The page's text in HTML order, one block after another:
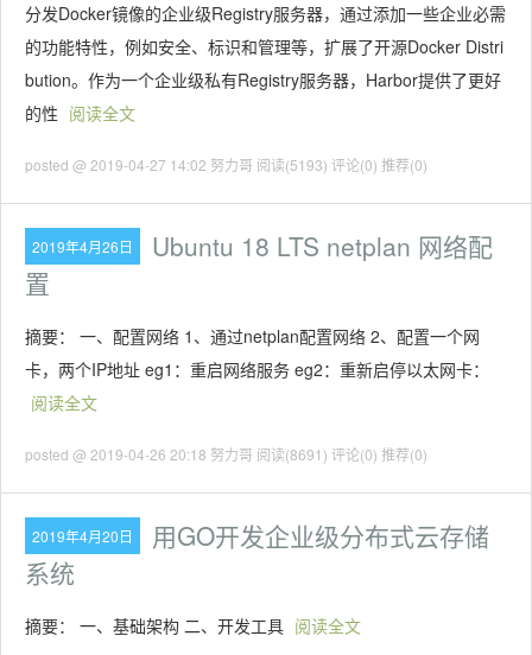
分发Docker镜像的企业级Registry服务器，通过添加一些企业必需
的功能特性，例如安全、标识和管理等，扩展了开源Docker Distri
bution。作为一个企业级私有Registry服务器，Harbor提供了更好
的性 阅读全文
posted @ 2019-04-27 14:02 努力哥 阅读(5193) 评论(0) 推荐(0)
2019年4月26日
Ubuntu 18 LTS netplan 网络配
置
摘要： 一、配置网络 1、通过netplan配置网络 2、配置一个网
卡，两个IP地址 eg1：重启网络服务 eg2：重新启停以太网卡：
阅读全文
posted @ 2019-04-26 20:18 努力哥 阅读(8691) 评论(0) 推荐(0)
2019年4月20日
用GO开发企业级分布式云存储
系统
摘要： 一、基础架构 二、开发工具 阅读全文